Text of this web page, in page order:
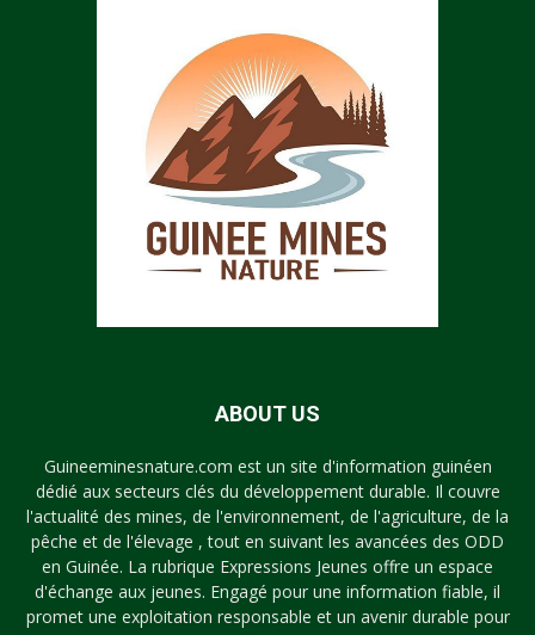
ABOUT US
Guineeminesnature.com est un site d'information guinéen
dédié aux secteurs clés du développement durable. Il couvre
l'actualité des mines, de l'environnement, de l'agriculture, de la
pêche et de l'élevage , tout en suivant les avancées des ODD
en Guinée. La rubrique Expressions Jeunes offre un espace
d'échange aux jeunes. Engagé pour une information fiable, il
promet une exploitation responsable et un avenir durable pour